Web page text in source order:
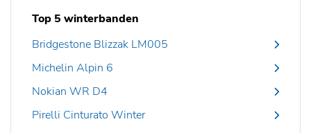
Top 5 winterbanden
Bridgestone Blizzak LM005
Michelin Alpin 6
Nokian WR D4
Pirelli Cinturato Winter